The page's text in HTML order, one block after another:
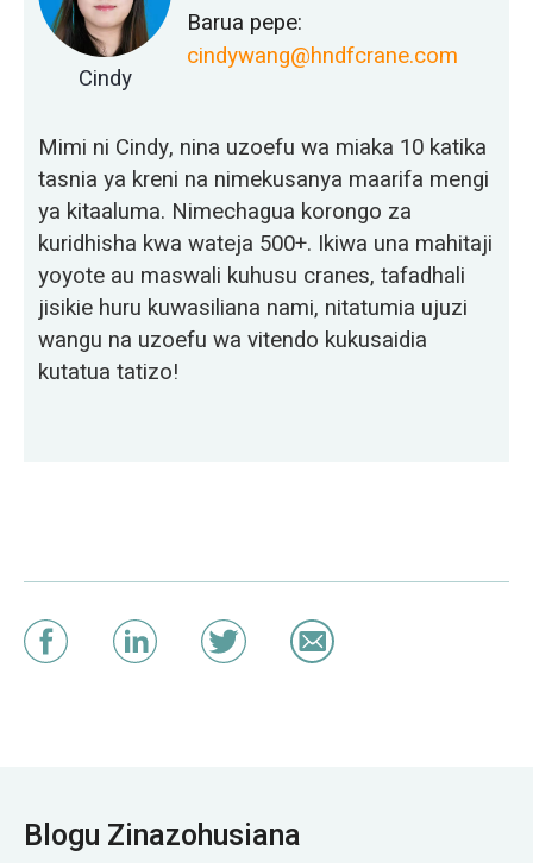
Cindy
Barua pepe:
cindywang@hndfcrane.com
Mimi ni Cindy, nina uzoefu wa miaka 10 katika
tasnia ya kreni na nimekusanya maarifa mengi
ya kitaaluma. Nimechagua korongo za
kuridhisha kwa wateja 500+. Ikiwa una mahitaji
yoyote au maswali kuhusu cranes, tafadhali
jisikie huru kuwasiliana nami, nitatumia ujuzi
wangu na uzoefu wa vitendo kukusaidia
kutatua tatizo!
Blogu Zinazohusiana